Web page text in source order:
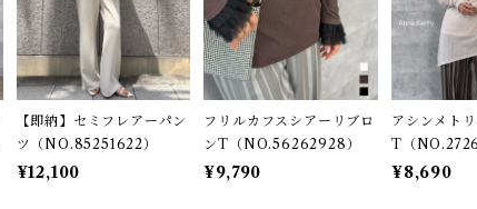
【即納】セミフレアーパン
ツ（NO.85251622）
¥12,100
フリルカフスシアーリブロ
ンT（NO.56262928）
¥9,790
アシンメト
T（
¥8,690